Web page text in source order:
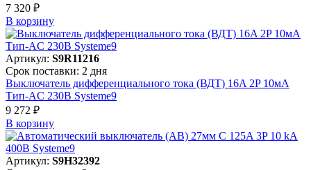
7 320 ₽
В корзинy
Артикул: S9R11216
Срок поставки: 2 дня
Выключатель дифференциального тока (ВДТ) 16A 2P 10мА
Тип-AC 230В Systeme9
9 272 ₽
В корзинy
Артикул: S9H32392